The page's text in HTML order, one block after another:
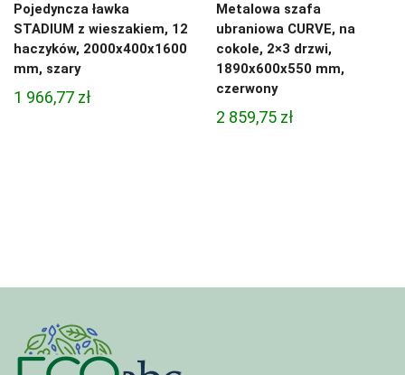
Pojedyncza ławka
STADIUM z wieszakiem, 12
haczyków, 2000x400x1600
mm, szary
1 966,77 zł
Metalowa szafa
ubraniowa CURVE, na
cokole, 2×3 drzwi,
1890x600x550 mm,
czerwony
2 859,75 zł